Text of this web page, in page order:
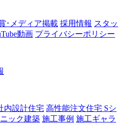
･メディア掲載 採用情報 スタッ
動画 プライバシーポリシー
内設計住宅 高性能注文住宅 Sシ
ック建築 施工事例 施工ギャラ